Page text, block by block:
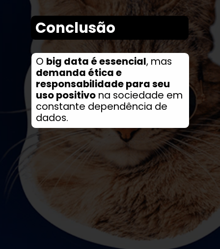
O big data é essencial, mas
demanda ética e
responsabilidade para seu
uso positivona sociedade em
constante dependência de
dados.
Conclusão